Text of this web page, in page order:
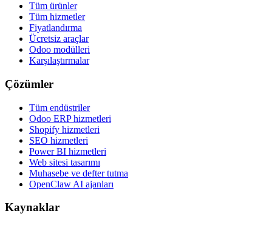
Tüm ürünler
Tüm hizmetler
Fiyatlandırma
Ücretsiz araçlar
Odoo modülleri
Karşılaştırmalar
Çözümler
Tüm endüstriler
Odoo ERP hizmetleri
Shopify hizmetleri
SEO hizmetleri
Power BI hizmetleri
Web sitesi tasarımı
Muhasebe ve defter tutma
OpenClaw AI ajanları
Kaynaklar